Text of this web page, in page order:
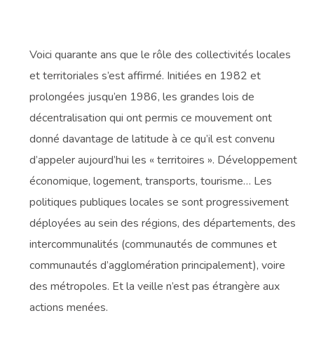
Voici quarante ans que le rôle des collectivités locales
et territoriales s’est affirmé. Initiées en 1982 et
prolongées jusqu’en 1986, les grandes lois de
décentralisation qui ont permis ce mouvement ont
donné davantage de latitude à ce qu’il est convenu
d’appeler aujourd’hui les « territoires ». Développement
économique, logement, transports, tourisme… Les
politiques publiques locales se sont progressivement
déployées au sein des régions, des départements, des
intercommunalités (communautés de communes et
communautés d’agglomération principalement), voire
des métropoles. Et la veille n’est pas étrangère aux
actions menées.